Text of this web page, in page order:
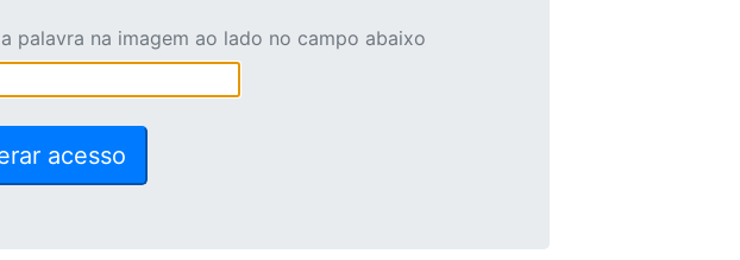
palavra na imagem ao lado no campo abaixo